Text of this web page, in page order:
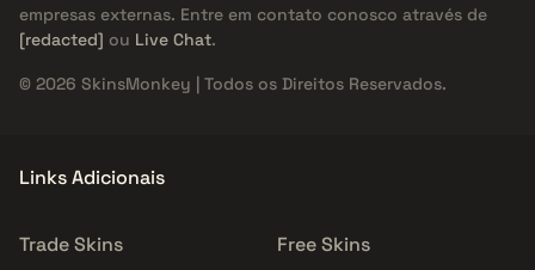
empresas externas. Entre em contato conosco através de
[redacted] ou Live Chat.
© 2026 SkinsMonkey | Todos os Direitos Reservados.
Links Adicionais
Trade Skins
Free Skins